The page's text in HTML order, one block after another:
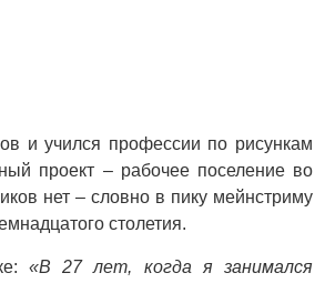
и учился профессии по рисункам
проект – рабочее поселение во
нет – словно в пику мейнстриму
столетия.
«В 27 лет, когда я занимался